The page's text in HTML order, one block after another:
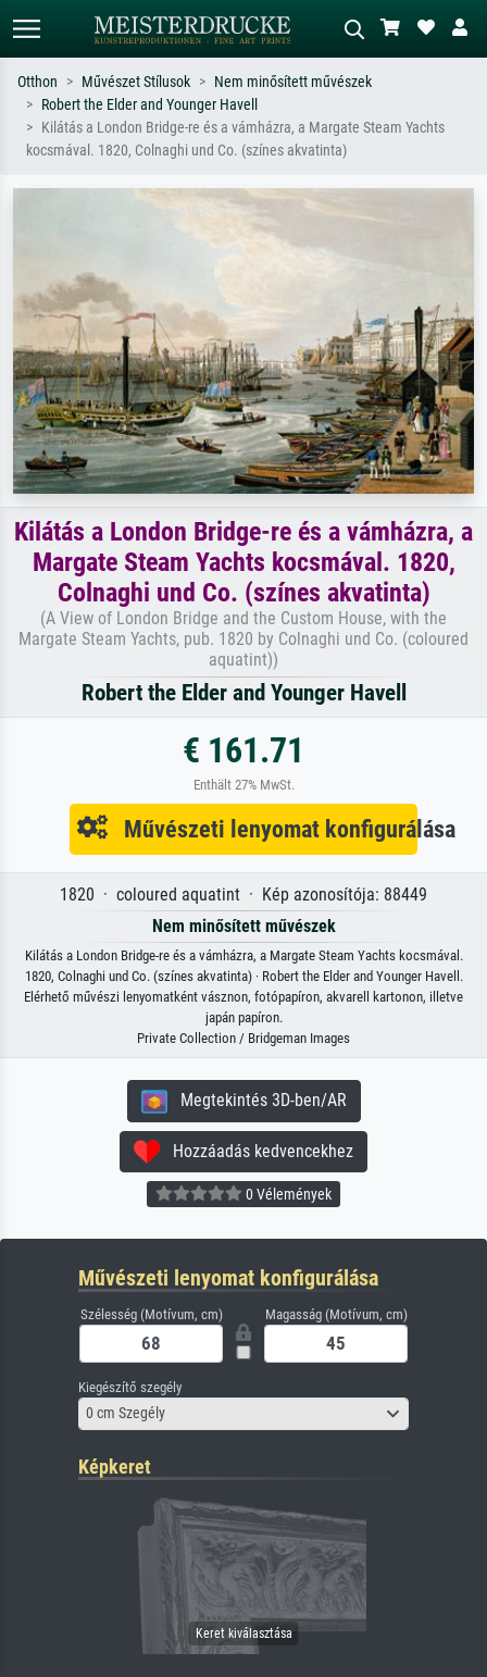
Alap keresés MI-képkereső
Keressen művész, műcím vagy stílus
impresszionizmus, Hokusai-hullám,
Írja le a jelenetet – pl. zöld rét, sok
Otthon Művészet Stílusok
Nem minősített művészek
Robert the Elder and Younger Havell
Kilátás a London Bridge-re és a vámházra, a Margate Steam Yachts
kocsmával. 1820, Colnaghi und Co. (színes akvatinta)
Kilátás a London Bridge-re és a vámházra, a
Margate Steam Yachts kocsmával. 1820,
Colnaghi und Co. (színes akvatinta)
(A View of London Bridge and the Custom House, with the
Margate Steam Yachts, pub. 1820 by Colnaghi und Co. (coloured
aquatint))
Robert the Elder and Younger Havell
€ 161.71
Enthält 27% MwSt.
Művészeti lenyomat konfigurálása
1820 · coloured aquatint · Kép azonosítója: 88449
Nem minősített művészek
Kilátás a London Bridge-re és a vámházra, a Margate Steam Yachts kocsmával.
1820, Colnaghi und Co. (színes akvatinta) · Robert the Elder and Younger Havell.
Elérhető művészi lenyomatként vásznon, fotópapíron, akvarell kartonon, illetve
japán papíron.
Private Collection / Bridgeman Images
Megtekintés 3D-ben/AR
Hozzáadás kedvencekhez
0 Vélemények
Művészeti lenyomat konfigurálása
Szélesség (Motívum, cm) Magasság (Motívum, cm)
Kiegészítő szegély
0 cm Szegély
Képkeret